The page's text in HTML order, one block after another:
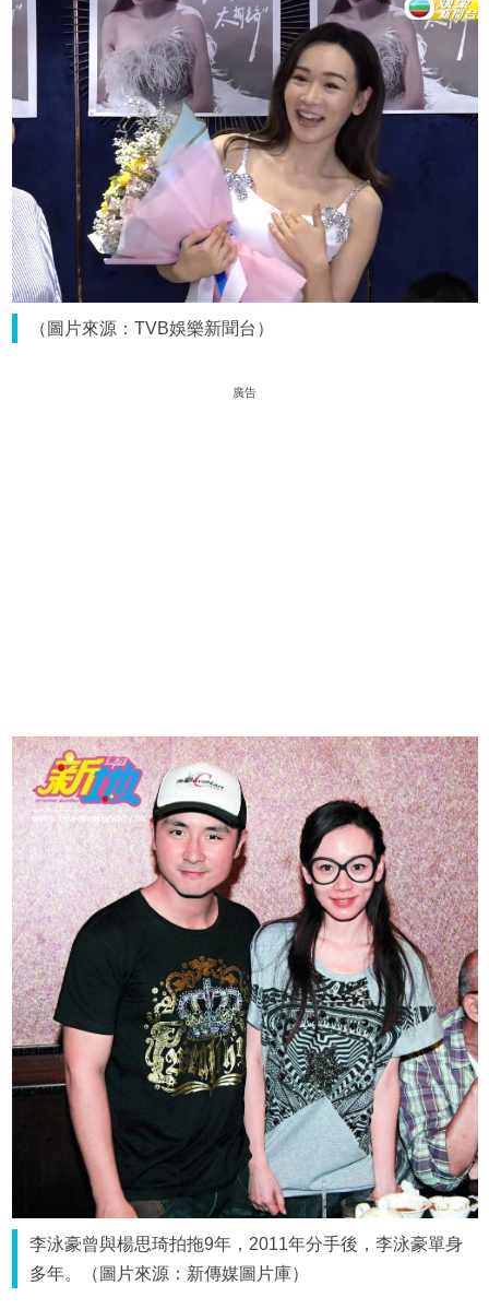
（圖片來源：TVB娛樂新聞台）
廣告
李泳豪曾與楊思琦拍拖9年，2011年分手後，李泳豪單身
多年。（圖片來源：新傳媒圖片庫）